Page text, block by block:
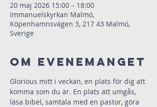
20 maj 2026 15:00 – 18:00
Immanuelskyrkan Malmö,
Köpenhamnsvägen 3, 217 43 Malmö,
Sverige
Om evenemanget
Glorious mitt i veckan, en plats för dig att
komma som du är. En plats att umgås,
läsa bibel, samtala med en pastor, göra